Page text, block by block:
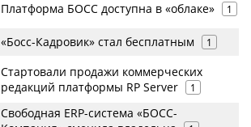
Платформа БОСС доступна в «облаке» 1
«Босс-Кадровик» стал бесплатным 1
Стартовали продажи коммерческих
редакций платформы RP Server
1
Свободная ERP-система «БОСС-